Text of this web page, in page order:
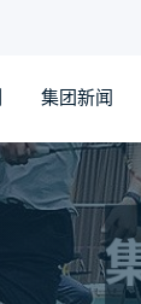
集团新闻